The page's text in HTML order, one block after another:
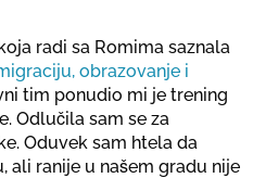
radi sa Romima saznala
obrazovanje i
tim ponudio mi je trening
Odlučila sam se za
Oduvek sam htela da
ali ranije u našem gradu nije